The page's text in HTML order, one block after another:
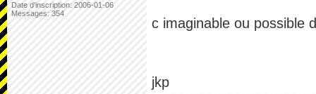
Date d'inscription: 2006-01-06
Messages: 354
c imaginable ou possible
jkp